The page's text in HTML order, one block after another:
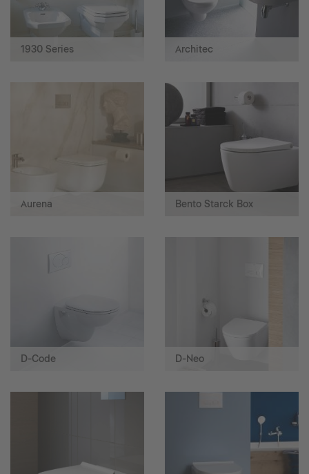
1930 Series Architec
Aurena Bento Starck Box
D-Code D-Neo